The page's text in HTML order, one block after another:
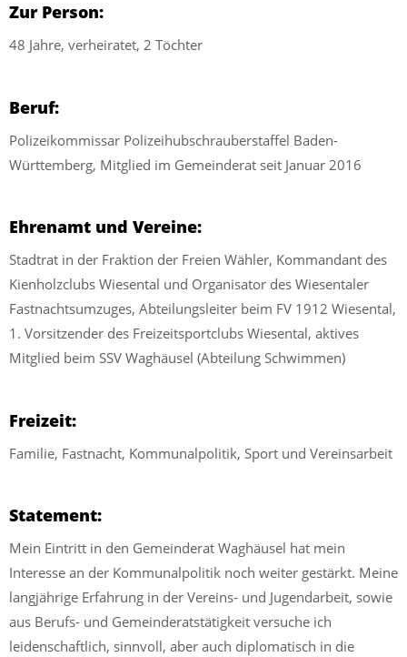
Zur Person:
48 Jahre, verheiratet, 2 Töchter
Beruf:
Polizeikommissar Polizeihubschrauberstaffel Baden-
Württemberg, Mitglied im Gemeinderat seit Januar 2016
Ehrenamt und Vereine:
Stadtrat in der Fraktion der Freien Wähler, Kommandant des
Kienholzclubs Wiesental und Organisator des Wiesentaler
Fastnachtsumzuges, Abteilungsleiter beim FV 1912 Wiesental,
1. Vorsitzender des Freizeitsportclubs Wiesental, aktives
Mitglied beim SSV Waghäusel (Abteilung Schwimmen)
Freizeit:
Familie, Fastnacht, Kommunalpolitik, Sport und Vereinsarbeit
Statement:
Mein Eintritt in den Gemeinderat Waghäusel hat mein
Interesse an der Kommunalpolitik noch weiter gestärkt. Meine
langjährige Erfahrung in der Vereins- und Jugendarbeit, sowie
aus Berufs- und Gemeinderatstätigkeit versuche ich
leidenschaftlich, sinnvoll, aber auch diplomatisch in die